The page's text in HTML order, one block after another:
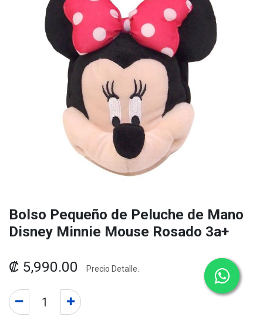
Bolso Pequeño de Peluche de Mano
Disney Minnie Mouse Rosado 3a+
₡ 5,990.00 Precio Detalle.